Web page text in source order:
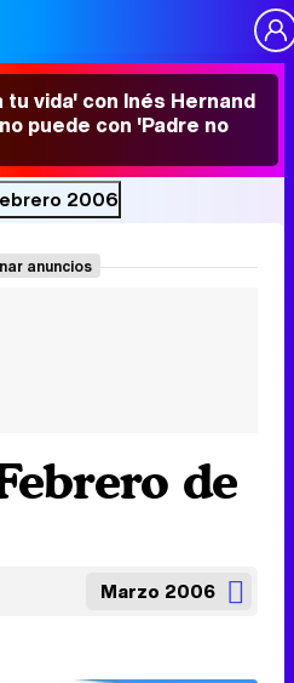
tu vida' con Inés Hernand
puede con 'Padre no
2006
anuncios
de
Marzo 2006